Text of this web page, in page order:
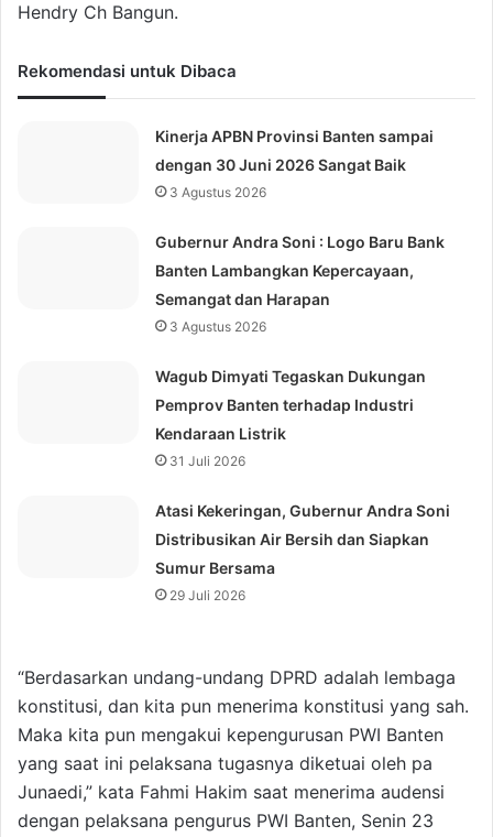
Hendry Ch Bangun.
Rekomendasi untuk Dibaca
Kinerja APBN Provinsi Banten sampai
dengan 30 Juni 2026 Sangat Baik
3 Agustus 2026
Gubernur Andra Soni : Logo Baru Bank
Banten Lambangkan Kepercayaan,
Semangat dan Harapan
3 Agustus 2026
Wagub Dimyati Tegaskan Dukungan
Pemprov Banten terhadap Industri
Kendaraan Listrik
31 Juli 2026
Atasi Kekeringan, Gubernur Andra Soni
Distribusikan Air Bersih dan Siapkan
Sumur Bersama
29 Juli 2026
“Berdasarkan undang-undang DPRD adalah lembaga
konstitusi, dan kita pun menerima konstitusi yang sah.
Maka kita pun mengakui kepengurusan PWI Banten
yang saat ini pelaksana tugasnya diketuai oleh pa
Junaedi,” kata Fahmi Hakim saat menerima audensi
dengan pelaksana pengurus PWI Banten, Senin 23